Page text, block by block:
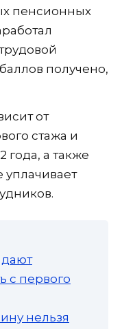
пенсионных
получено,
от
стажа и
года, а также
уплачивает
с первого
нельзя